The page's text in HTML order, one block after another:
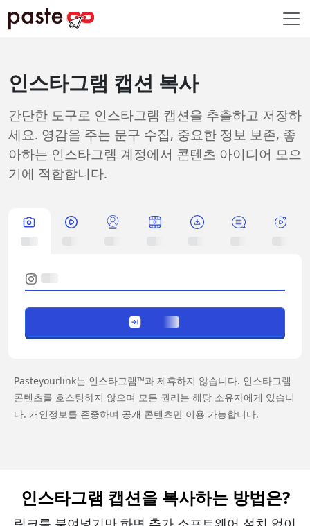
인스타그램 캡션 복사
간단한 도구로 인스타그램 캡션을 추출하고 저장하
세요. 영감을 주는 문구 수집, 중요한 정보 보존, 좋
아하는 인스타그램 계정에서 콘텐츠 아이디어 모으
기에 적합합니다.
Pasteyourlink는 인스타그램™과 제휴하지 않습니다. 인스타그램
콘텐츠를 호스팅하지 않으며 모든 권리는 해당 소유자에게 있습니
다. 개인정보를 존중하며 공개 콘텐츠만 이용 가능합니다.
인스타그램 캡션을 복사하는 방법은?